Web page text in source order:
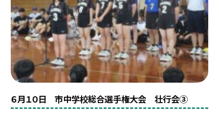
６月１０日 市中学校総合選手権大会 壮行会③